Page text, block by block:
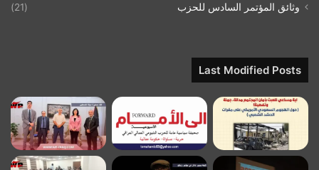
وثائق المؤتمر السادس للحزب
(21)
Last Modified Posts